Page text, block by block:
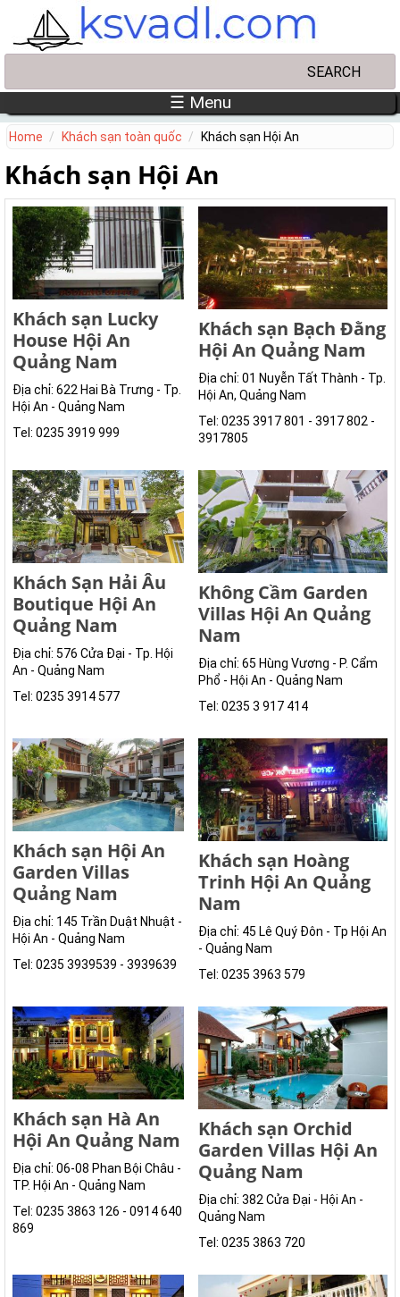
Skip to main content
☰ Menu
Home Khách sạn toàn quốc Khách sạn Hội An
Khách sạn Hội An
Khách sạn Lucky
House Hội An
Quảng Nam
Địa chỉ: 622 Hai Bà Trưng - Tp.
Hội An - Quảng Nam
Tel: 0235 3919 999
Khách sạn Bạch Đằng
Hội An Quảng Nam
Địa chỉ: 01 Nuyễn Tất Thành - Tp.
Hội An, Quảng Nam
Tel: 0235 3917 801 - 3917 802 -
3917805
Khách Sạn Hải Âu
Boutique Hội An
Quảng Nam
Địa chỉ: 576 Cửa Đại - Tp. Hội
An - Quảng Nam
Tel: 0235 3914 577
Không Cầm Garden
Villas Hội An Quảng
Nam
Địa chỉ: 65 Hùng Vương - P. Cẩm
Phổ - Hội An - Quảng Nam
Tel: 0235 3 917 414
Khách sạn Hội An
Garden Villas
Quảng Nam
Địa chỉ: 145 Trần Duật Nhuật -
Hội An - Quảng Nam
Tel: 0235 3939539 - 3939639
Khách sạn Hoàng
Trinh Hội An Quảng
Nam
Địa chỉ: 45 Lê Quý Đôn - Tp Hội An
- Quảng Nam
Tel: 0235 3963 579
Khách sạn Hà An
Hội An Quảng Nam
Địa chỉ: 06-08 Phan Bội Châu -
TP. Hội An - Quảng Nam
Tel: 0235 3863 126 - 0914 640
869
Khách sạn Orchid
Garden Villas Hội An
Quảng Nam
Địa chỉ: 382 Cửa Đại - Hội An -
Quảng Nam
Tel: 0235 3863 720